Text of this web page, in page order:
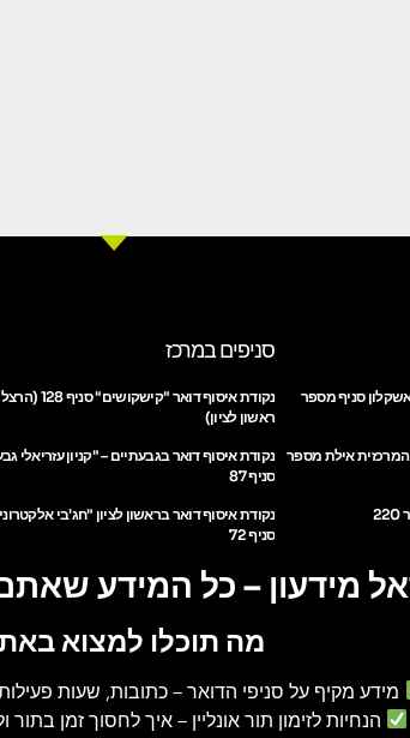
סניף מספר
המרכזית אילת מספר
סניפים במרכז
ראשון לציון)
נקודת איסוף דואר בגבעתיים – "קניון עזריאלי
סניף 87
נקודת איסוף דואר בראשון לציון "חג'בי
סניף 72
מידעון – כל המידע
מה תוכלו למצוא
מידע מקיף על סניפי הדואר– כתובות, שעות
הנחיות לזימון תור אונליין – איך לחסוך זמן בתור